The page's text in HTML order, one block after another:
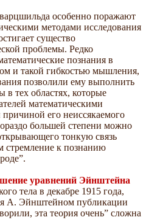
особенно поражают
методами исследования
существо
проблемы. Редко
познания в
и такой гибкостью мышления,
позволили ему выполнить
в тех областях, которые
математическими
его неиссякаемого
большей степени можно
тонкую связь
стремление к познанию
уравнений Эйнштейна
тела в декабре 1915 года,
А. Эйнштейном публикации
эта теория очень” сложна